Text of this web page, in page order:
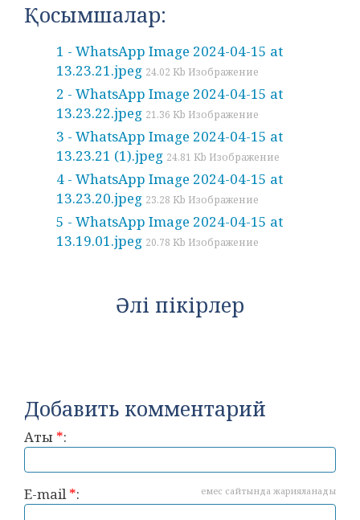
Қосымшалар:
1 - WhatsApp Image 2024-04-15 at
13.23.21.jpeg 24.02 Kb Изображение
2 - WhatsApp Image 2024-04-15 at
13.23.22.jpeg 21.36 Kb Изображение
3 - WhatsApp Image 2024-04-15 at
13.23.21 (1).jpeg 24.81 Kb Изображение
4 - WhatsApp Image 2024-04-15 at
13.23.20.jpeg 23.28 Kb Изображение
5 - WhatsApp Image 2024-04-15 at
13.19.01.jpeg 20.78 Kb Изображение
Әлі пікірлер
Добавить комментарий
Аты *:
E-mail*: емес сайтында жарияланады